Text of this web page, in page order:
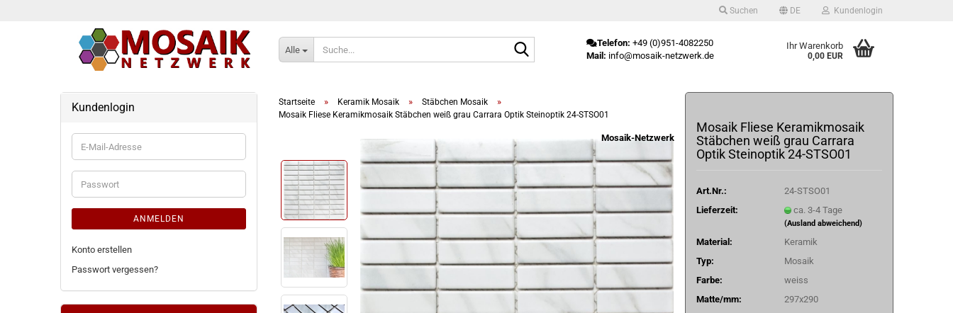
Suchen DE Kundenlogin
Alle
Telefon: +49 (0)951-4082250
Mail: info@mosaik-netzwerk.de
Ihr Warenkorb
0,00 EUR
Startseite » Keramik Mosaik » Stäbchen Mosaik »
Mosaik Fliese Keramikmosaik Stäbchen weiß grau Carrara Optik Steinoptik 24-STSO01
Mosaik-Netzwerk
Mosaik Fliese Keramikmosaik
Stäbchen weiß grau Carrara
Optik Steinoptik 24-STSO01
Art.Nr.:
24-STSO01
Lieferzeit:
ca. 3-4 Tage
(Ausland abweichend)
Material:
Keramik
Typ:
Mosaik
Farbe:
weiss
Matte/mm:
297x290
Kundenlogin
E-
Mail-
Adresse
Passwort
ANMELDEN
Konto erstellen
Passwort vergessen?